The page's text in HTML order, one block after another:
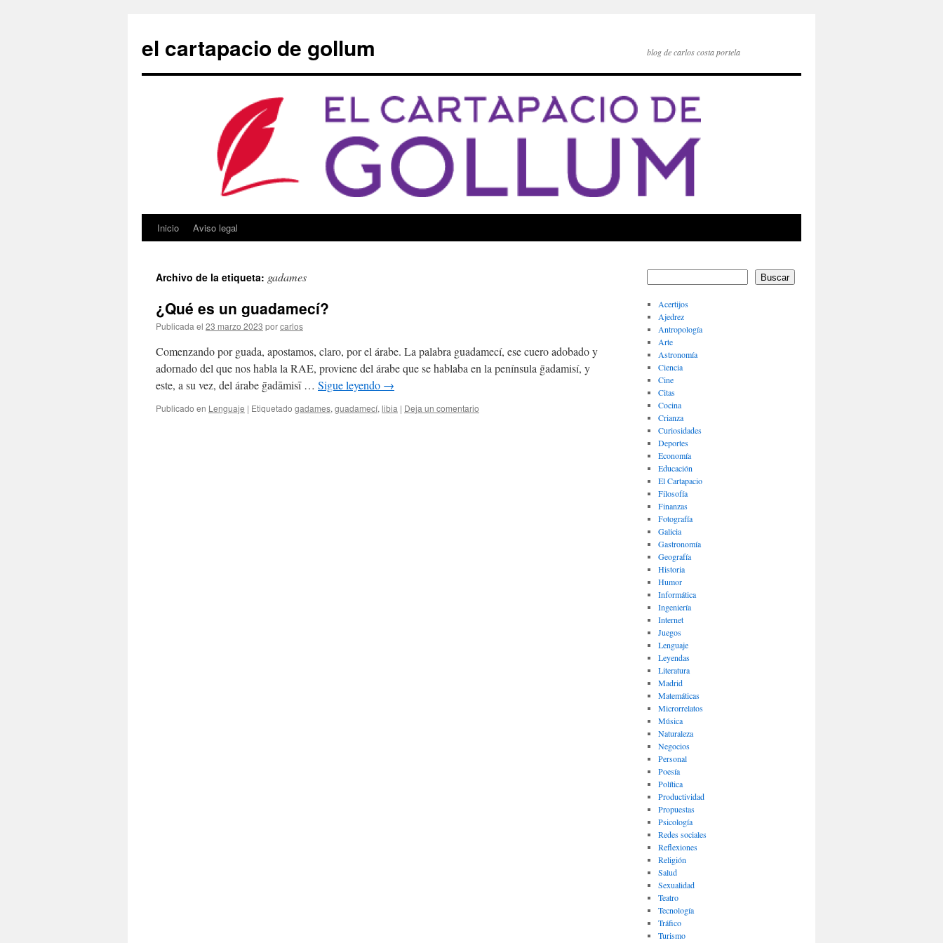
contenido
el cartapacio de gollum blog de carlos costa portela
Inicio Aviso legal
Archivo de la etiqueta: gadames
¿Qué es un guadamecí?
Publicada el 23 marzo 2023 porcarlos
Comenzando por guada, apostamos, claro, por el árabe. La palabra guadamecí, ese cuero adobado y
adornado del que nos habla la RAE, proviene del árabe que se hablaba en la península ḡadamisí, y
este, a su vez, del árabe ḡadāmisī … Sigue leyendo →
Publicado en Lenguaje | Etiquetado gadames, guadamecí, libia | Deja un comentario
Buscar
Acertijos
Ajedrez
Antropología
Arte
Astronomía
Ciencia
Cine
Citas
Cocina
Crianza
Curiosidades
Deportes
Economía
Educación
El Cartapacio
Filosofía
Finanzas
Fotografía
Galicia
Gastronomía
Geografía
Historia
Humor
Informática
Ingeniería
Internet
Juegos
Lenguaje
Leyendas
Literatura
Madrid
Matemáticas
Microrrelatos
Música
Naturaleza
Negocios
Personal
Poesía
Política
Productividad
Propuestas
Psicología
Redes sociales
Reflexiones
Religión
Salud
Sexualidad
Teatro
Tecnología
Tráfico
Turismo